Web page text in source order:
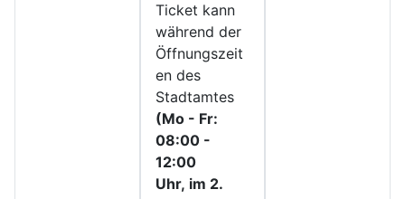
Ticket kann
während der
Öffnungszeit
en des
Stadtamtes
(Mo - Fr:
08:00 -
12:00
Uhr, im 2.